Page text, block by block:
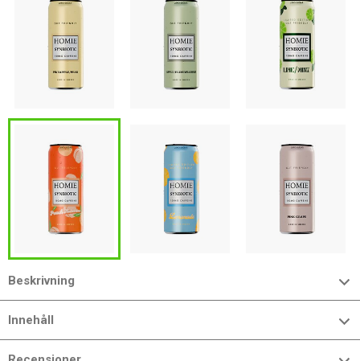
Beskrivning
Innehåll